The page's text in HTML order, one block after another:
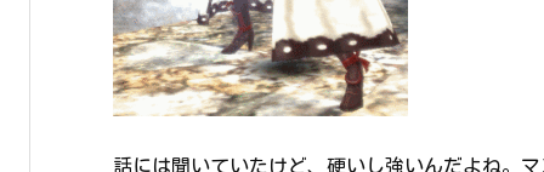
話には聞いていたけど、硬いし強いんだよね。